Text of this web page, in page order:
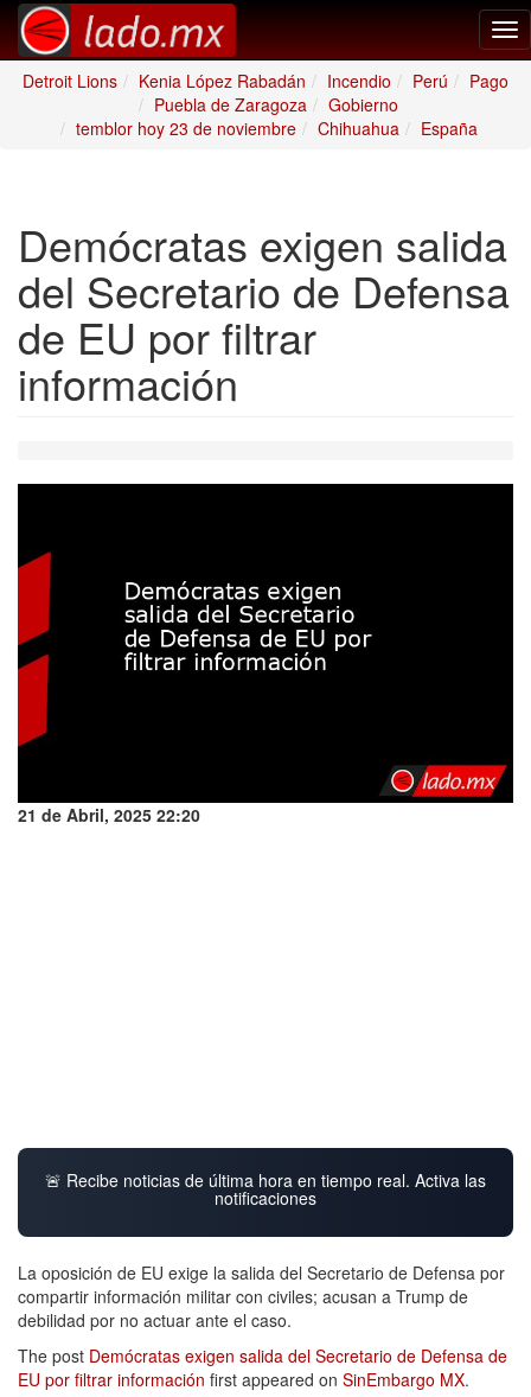
Detroit Lions
Kenia López Rabadán Incendio Perú
Pago
Puebla de Zaragoza
Gobierno
temblor hoy 23 de noviembre
Chihuahua España
Demócratas exigen salida
del Secretario de Defensa
de EU por filtrar
información
21 de Abril, 2025 22:20
🚨 Recibe noticias de última hora en tiempo real. Activa las
notificaciones
La oposición de EU exige la salida del Secretario de Defensa por
compartir información militar con civiles; acusan a Trump de
debilidad por no actuar ante el caso.
The post Demócratas exigen salida del Secretario de Defensa de
EU por filtrar información first appeared on SinEmbargo MX.